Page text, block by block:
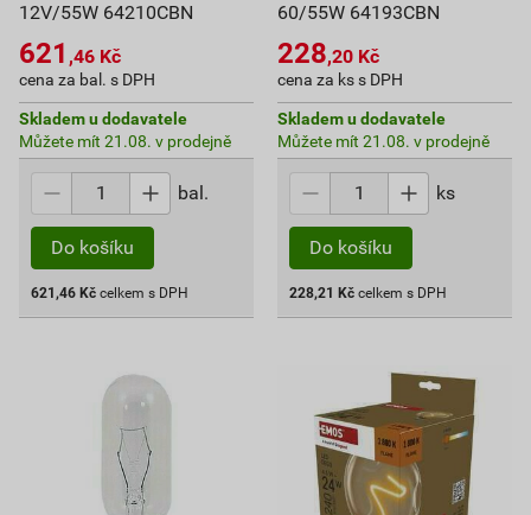
12V/55W 64210CBN
621 ,46 Kč
cena za bal. s DPH
Skladem u dodavatele
Můžete mít 21.08. v prodejně
bal.
Do košíku
621,46 Kč celkem s DPH
60/55W 64193CBN
228,20 Kč
cena za ks s DPH
Skladem u dodavatele
Můžete mít 21.08. v prodejně
ks
Do košíku
228,21 Kč celkem s DPH